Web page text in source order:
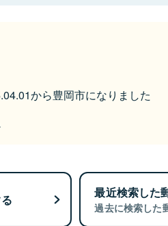
から豊岡市になりました
最近検索した
過去に検索した